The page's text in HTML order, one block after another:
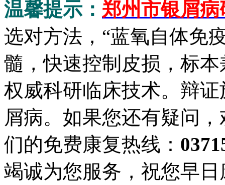
温馨提示： 郑州市银屑病
选对方法，“蓝氧自体免
髓，快速控制皮损，标
权威科研临床技术。辩
屑病。如果您还有疑问
们的免费康复热线：
竭诚为您服务，祝您早日